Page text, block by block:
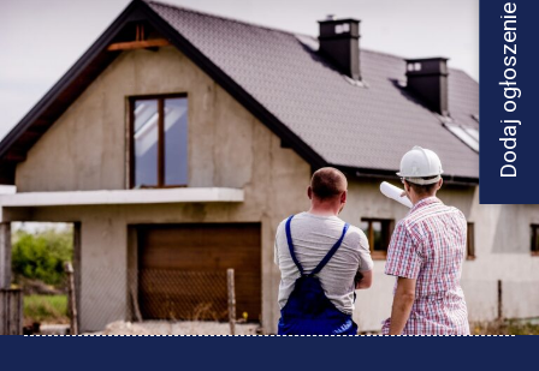
Dodaj ogłoszenie